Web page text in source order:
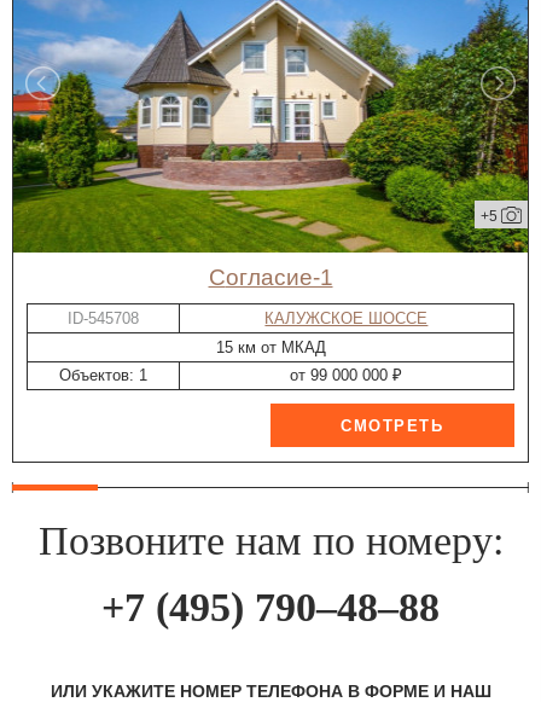
+5
Согласие-1
ID-545708
КАЛУЖСКОЕ ШОССЕ
15 км от МКАД
Объектов: 1
от 99 000 000 ₽
Позвоните нам по номеру:
+7 (495) 790–48–88
ИЛИ УКАЖИТЕ НОМЕР ТЕЛЕФОНА В ФОРМЕ И НАШ